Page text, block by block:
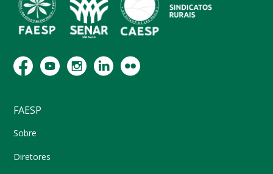
FAESP
Sobre
Diretores